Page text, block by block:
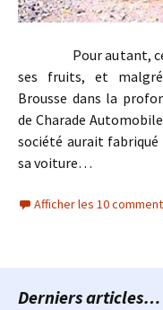
Pour autant, cette
ses fruits, et malgré
Brousse dans la
de Charade
société aurait fabriqué
sa voiture…
Afficher les 10
Derniers articles…